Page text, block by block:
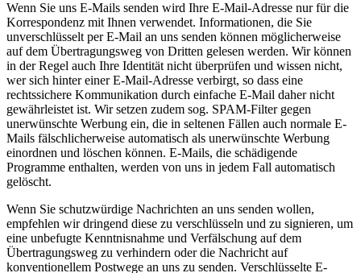
Wenn Sie uns E-Mails senden wird Ihre E-Mail-Adresse nur für die
Korrespondenz mit Ihnen verwendet. Informationen, die Sie
unverschlüsselt per E-Mail an uns senden können möglicherweise
auf dem Übertragungsweg von Dritten gelesen werden. Wir können
in der Regel auch Ihre Identität nicht überprüfen und wissen nicht,
wer sich hinter einer E-Mail-Adresse verbirgt, so dass eine
rechtssichere Kommunikation durch einfache E-Mail daher nicht
gewährleistet ist. Wir setzen zudem sog. SPAM-Filter gegen
unerwünschte Werbung ein, die in seltenen Fällen auch normale E-
Mails fälschlicherweise automatisch als unerwünschte Werbung
einordnen und löschen können. E-Mails, die schädigende
Programme enthalten, werden von uns in jedem Fall automatisch
gelöscht.
Wenn Sie schutzwürdige Nachrichten an uns senden wollen,
empfehlen wir dringend diese zu verschlüsseln und zu signieren, um
eine unbefugte Kenntnisnahme und Verfälschung auf dem
Übertragungsweg zu verhindern oder die Nachricht auf
konventionellem Postwege an uns zu senden. Verschlüsselte E-